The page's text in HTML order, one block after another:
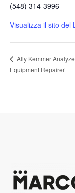
(548) 314-3996
Visualizza il sito del
Ally Kemmer
Equipment Repairer